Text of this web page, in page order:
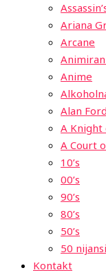
Ariana
Arcane
Anime
Alan Ford
A Knight
A Court
10’s
00’s
90’s
80’s
50’s
50
Kontakt